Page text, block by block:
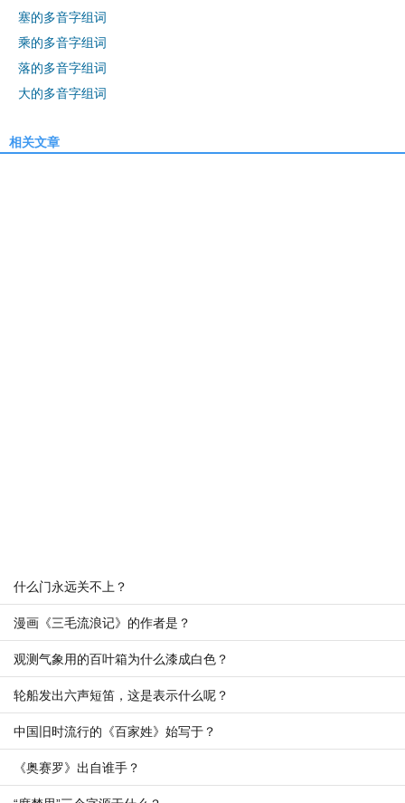
塞的多音字组词
乘的多音字组词
落的多音字组词
大的多音字组词
相关文章
什么门永远关不上？
漫画《三毛流浪记》的作者是？
观测气象用的百叶箱为什么漆成白色？
轮船发出六声短笛，这是表示什么呢？
中国旧时流行的《百家姓》始写于？
《奥赛罗》出自谁手？